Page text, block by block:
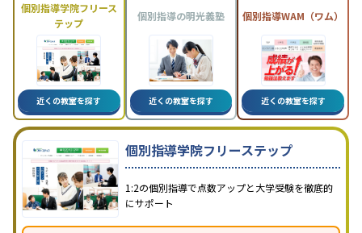
個別指導学院フリース
テップ
近くの教室を探す
個別指導の明光義塾
近くの教室を探す
個別指導WAM（ワム）
近くの教室を探す
個別指導学院フリーステップ
1:2の個別指導で点数アップと大学受験を徹底的
にサポート